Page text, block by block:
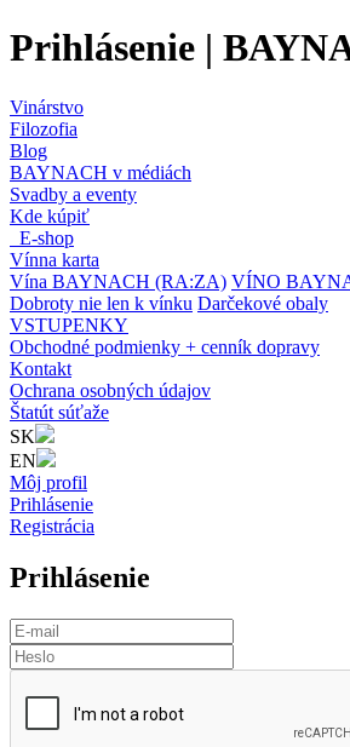
Prihlásenie |
Vinárstvo
Filozofia
Blog
BAYNACH v médiách
Svadby a eventy
Kde kúpiť
E-shop
Vínna karta
Vína BAYNACH (RA:ZA) VÍNO
Dobroty nie len k vínku Darčekové obaly
VSTUPENKY
Obchodné podmienky + cenník dopravy
Kontakt
Ochrana osobných údajov
Štatút súťaže
SK
EN
Môj profil
Prihlásenie
Registrácia
Prihlásenie